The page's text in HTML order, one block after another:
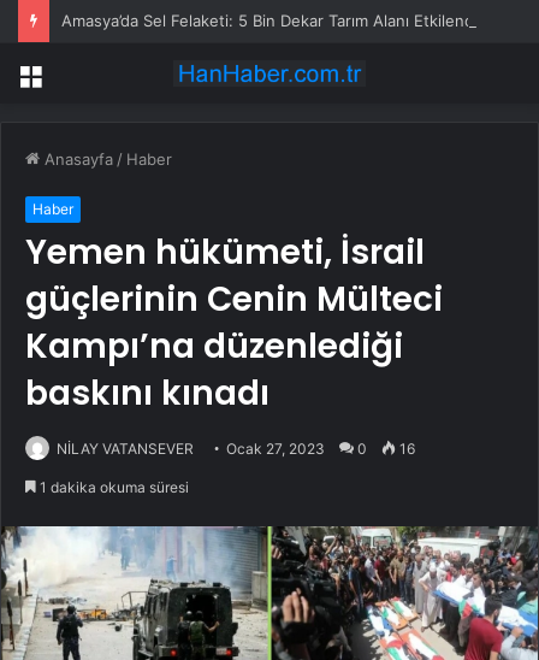
Amasya’da Sel Felaketi: 5 Bin Dekar Tarım Alanı Etkilendi
Menü
Anasayfa / Haber
Haber
Yemen hükümeti, İsrail
güçlerinin Cenin Mülteci
Kampı’na düzenlediği
baskını kınadı
NİLAY VATANSEVER Ocak 27, 2023 0 16
1 dakika okuma süresi